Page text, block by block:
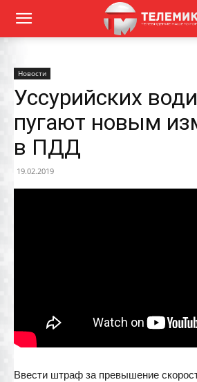
Новости
Уссурийских
пугают новым
в ПДД
19.02.2019
Ввести штраф за превышение